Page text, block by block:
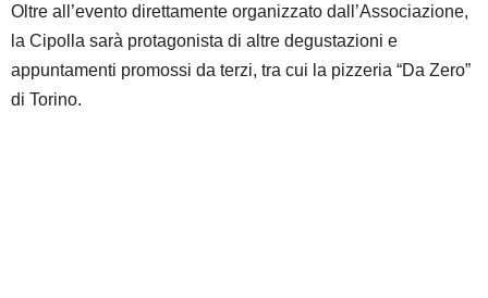
Oltre all’evento direttamente organizzato dall’Associazione,
la Cipolla sarà protagonista di altre degustazioni e
appuntamenti promossi da terzi, tra cui la pizzeria “Da Zero”
di Torino.